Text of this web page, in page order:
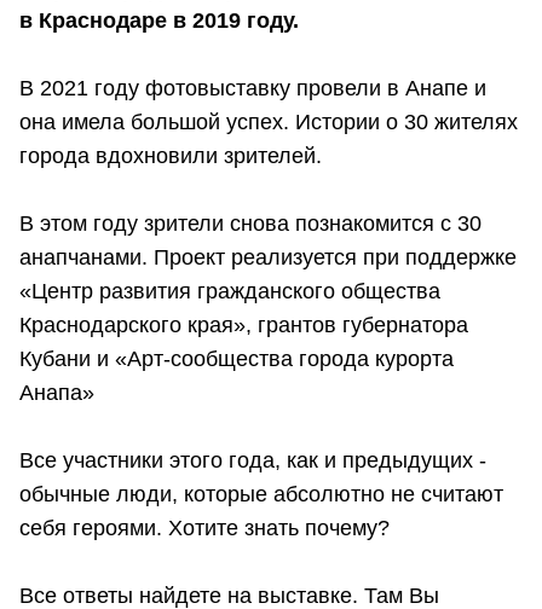
в Краснодаре в 2019 году.
В 2021 году фотовыставку провели в Анапе и
она имела большой успех. Истории о 30 жителях
города вдохновили зрителей.
В этом году зрители снова познакомится с 30
анапчанами. Проект реализуется при поддержке
«Центр развития гражданского общества
Краснодарского края», грантов губернатора
Кубани и «Арт-сообщества города курорта
Анапа»
Все участники этого года, как и предыдущих -
обычные люди, которые абсолютно не считают
себя героями. Хотите знать почему?
Все ответы найдете на выставке. Там Вы